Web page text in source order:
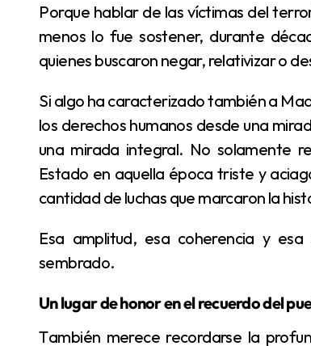
Porque hablar de las víctimas del terrorismo de Estado no fue nunca una tarea menor. Y mucho
menos lo fue sostener, durante
quienes buscaron negar, relativizar o
Si algo ha caracterizado también a Madres y Abuelas de Plaza de Mayo es que nunca hablaron de
los derechos humanos desde una
una mirada integral. No solamente
Estado en aquella época triste y
cantidad de luchas que marcaron la
Esa amplitud, esa coherencia y esa dignidad son parte del legado que Tati Almeida deja
sembrado.
Un lugar de honor en el recuerdo del
También merece recordarse la profunda emoción con que Madres de Plaza de Mayo y Taty